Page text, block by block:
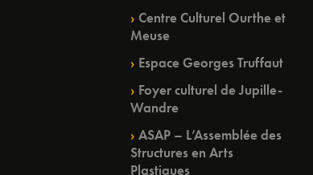
Centre Culturel Ourthe et
Meuse
Espace Georges Truffaut
Foyer culturel de Jupille-
Wandre
ASAP – L’Assemblée des
Structures en Arts
Plastiques